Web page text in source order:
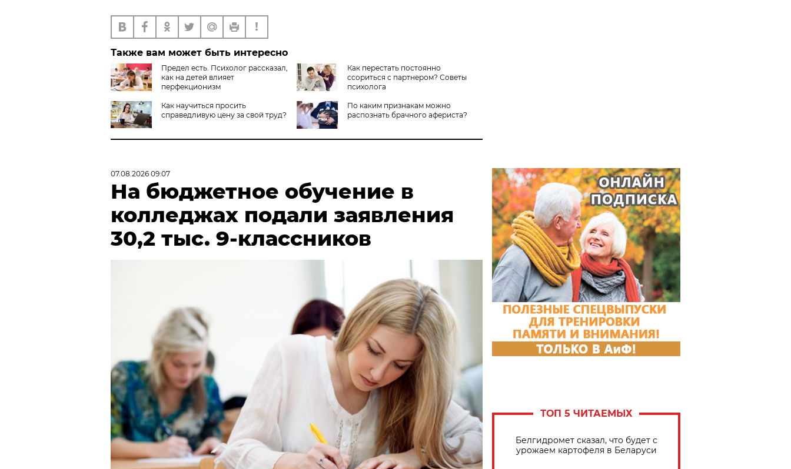
Также вам может быть интересно
Предел есть. Психолог рассказал,
как на детей влияет
перфекционизм
Как перестать постоянно
ссориться с партнером? Советы
психолога
Как научиться просить
справедливую цену за свой труд?
По каким признакам можно
распознать брачного афериста?
07.08.2026 09:07
На бюджетное обучение в
колледжах подали заявления
30,2 тыс. 9-классников
ТОП 5 ЧИТАЕМЫХ
Белгидромет сказал, что будет с
урожаем картофеля в Беларуси